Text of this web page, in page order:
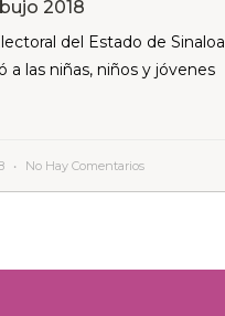
2018
del Estado de Sinaloa
a las niñas, niños y jóvenes
No Hay Comentarios